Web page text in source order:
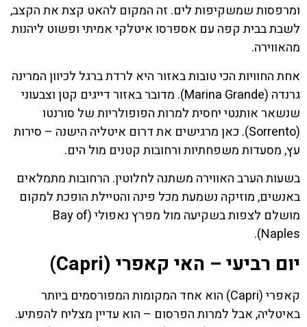
ומרפסות שמשקיפות לים. זה המקום להאט קצת את הקצב,
לשבת בבית קפה עם אספרסו איטלקי אמיתי ופשוט ליהנות
מהאווירה.
אחת החוויות הכי טובות באזור היא לרדת ברגל לכיוון המרינה
גרנדה (Marina Grande). מדובר באזור דייגים קטן וצבעוני
שנשאר אותנטי יחסית למרות הפופולריות של סורנטו
(Sorrento). כאן מרגישים את דרום איטליה הישנה – סירות
עץ, מסעדות משפחתיות ורחובות קטנים מול הים.
בשעות הערב האווירה משתנה לחלוטין. הרחובות מתמלאים
באנשים, מוזיקה נשמעת מכל פינה והטיילת הופכת למקום
מושלם לצפות בשקיעה מול מפרץ נאפולי (Bay of
Naples).
יום רביעי – האי קאפרי (Capri)
קאפרי (Capri) הוא אחד המקומות המפורסמים ביותר
באיטליה, אבל למרות הפרסום – הוא עדיין מצליח להפתיע.